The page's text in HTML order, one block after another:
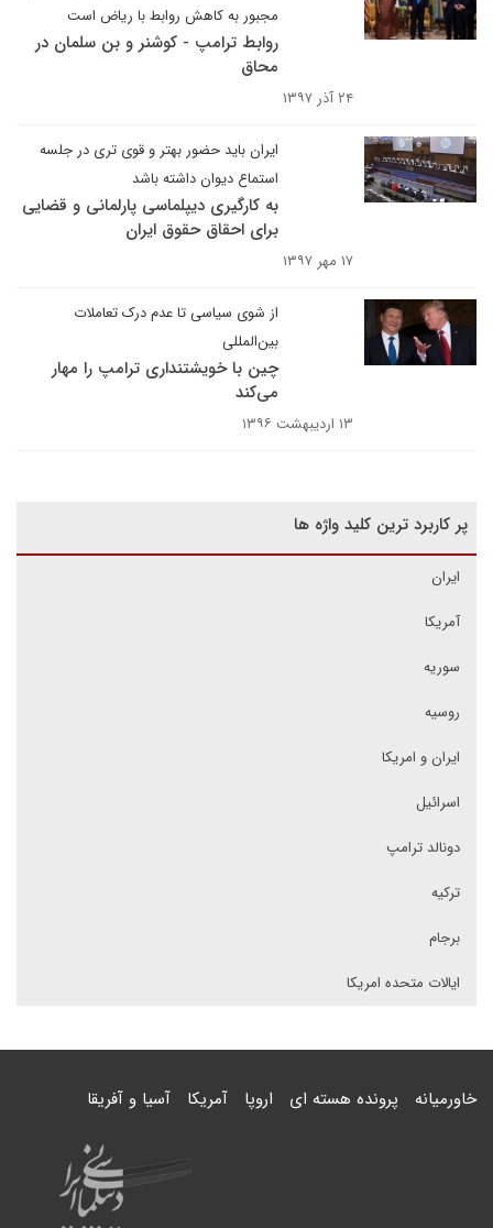
مجبور به کاهش روابط با ریاض است
روابط ترامپ - کوشنر و بن سلمان در
محاق
۲۴ آذر ۱۳۹۷
ایران باید حضور بهتر و قوی تری در جلسه
استماع دیوان داشته باشد
به کارگیری دیپلماسی پارلمانی و قضایی
برای احقاق حقوق ایران
۱۷ مهر ۱۳۹۷
از شوی سیاسی تا عدم درک تعاملات
بین‌المللی
چین با خویشتنداری ترامپ را مهار
می‌کند
۱۳ اردیبهشت ۱۳۹۶
پر کاربرد ترین کلید واژه ها
ایران
آمریکا
سوریه
روسیه
ایران و امریکا
اسرائیل
دونالد ترامپ
ترکیه
برجام
ایالات متحده امریکا
خاورمیانه پرونده هسته ای اروپا آمریکا آسیا و آفریقا